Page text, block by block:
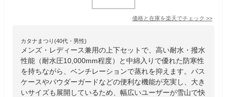
価格と在庫を楽天でチェック >>
カタナまつり(40代・男性)
メンズ・レディース兼用の上下セットで、高い耐水・撥水
性能（耐水圧10,000mm程度）と中綿入りで優れた防寒性
を持ちながら、ベンチレーションで蒸れを抑えます。パス
ケースやパウダーガードなどの便利な機能が充実し、大き
いサイズも展開しているため、幅広いユーザーが雪山で快